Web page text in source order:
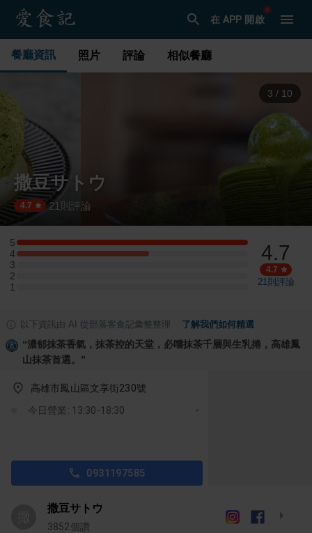
在 APP 開啟
餐廳資訊 照片 評論 相似餐廳
3 / 10
撒豆サトウ
4.7 ·21 則評論
5
5 星：7 則評論
4
4 星：4 則評論
3
3 星：0 則評論
2
2 星：0 則評論
1
1 星：0 則評論
4.7
4.7
21則評論
以下資訊由 AI 從部落客食記彙整整理 了解我們如何精選
“濃郁抹茶香氣，抹茶控的天堂，必嚐抹茶千層與生乳捲，高雄鳳
山抹茶首選。 ”
高雄市鳳山區文享街230號
今日營業: 13:30-18:30
0931197585
撒豆サトウ
3852個讚